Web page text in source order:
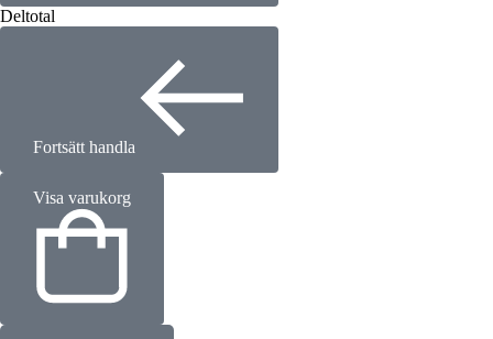
Deltotal
Fortsätt handla
Visa varukorg